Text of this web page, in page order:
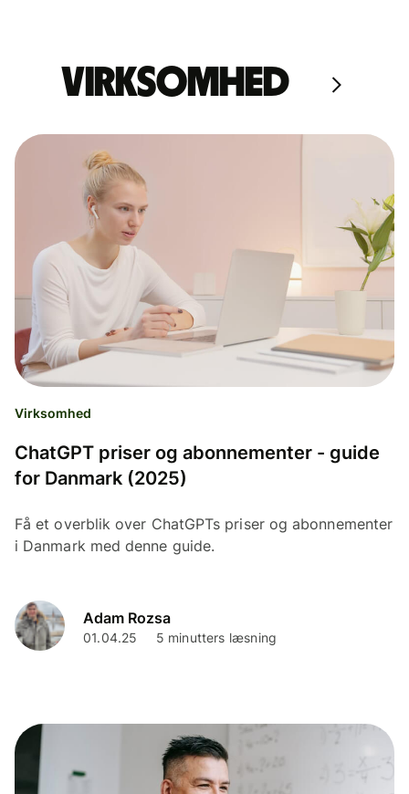
Virksomhed
Virksomhed
ChatGPT priser og abonnementer - guide
for Danmark (2025)
Få et overblik over ChatGPTs priser og abonnementer
i Danmark med denne guide.
Adam Rozsa
01.04.25 5 minutters læsning